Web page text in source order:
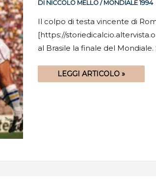
DI NICCOLO MELLO / MONDIALE 1994
Il colpo di testa vincente di
[https://
al Brasile la finale del
1-
LEGGI ARTICOLO »